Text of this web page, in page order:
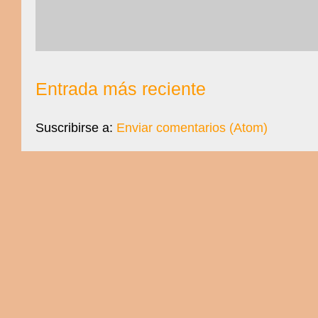
Entrada más reciente
Suscribirse a: Enviar comentarios (Atom)